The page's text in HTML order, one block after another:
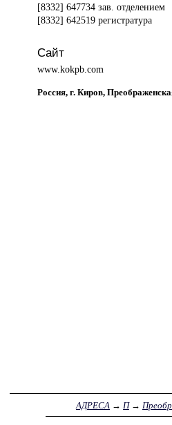
[8332] 647734 зав. отделением
[8332] 642519 регистратура
Сайт
www.kokpb.com
Россия, г. Киров,
АДРЕСА → П→